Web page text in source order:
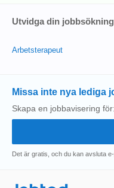
Utvidga din
Arbetsterapeut
Missa inte nya lediga
Skapa en jobbavisering för:
Det är gratis, och du kan avsluta